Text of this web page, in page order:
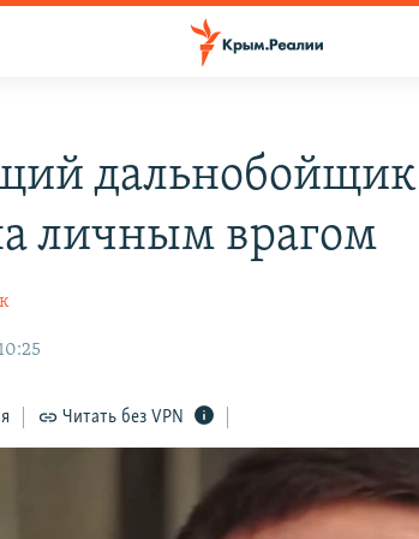
личным врагом
Читать без VPN